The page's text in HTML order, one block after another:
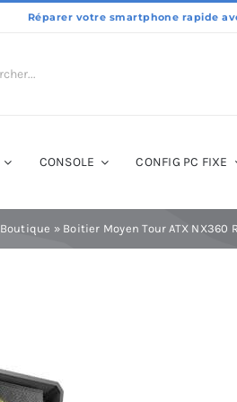
CONSOLE CONFIG PC FIXE
Boutique » Boitier Moyen Tour ATX NX360